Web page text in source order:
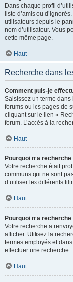
Dans chaque profil
liste d’amis ou
utilisateurs depuis le
nom d’utilisateur. Vous
cette même page.
Haut
Recherche dans
Comment puis-je
Saisissez un terme dans
forums ou les pages de
cliquant sur le lien «
forum. L’accès à la
Haut
Pourquoi ma
Votre recherche était
communs qui ne sont
d’utiliser les différents
Haut
Pourquoi ma
Votre recherche a
afficher. Utilisez la
termes employés et
effectuer une recherche.
Haut